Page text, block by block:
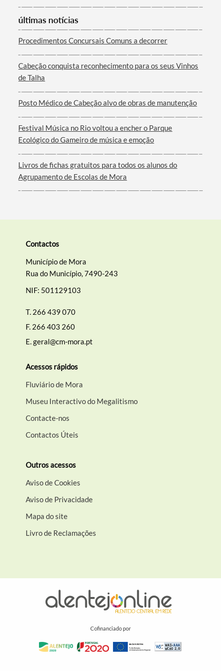
Categorias gerais
Filtros
últimas notícias
Procedimentos Concursais Comuns a decorrer
Cabeção conquista reconhecimento para os seus Vinhos
de Talha
Posto Médico de Cabeção alvo de obras de manutenção
Festival Música no Rio voltou a encher o Parque
Ecológico do Gameiro de música e emoção
Livros de fichas gratuitos para todos os alunos do
Agrupamento de Escolas de Mora
Contactos
Município de Mora
Rua do Município, 7490-243
NIF: 501129103
T. 266 439 070
F. 266 403 260
E.geral@cm-mora.pt
Acessos rápidos
Fluviário de Mora
Museu Interactivo do Megalitismo
Contacte-nos
Contactos Úteis
Outros acessos
Aviso de Cookies
Aviso de Privacidade
Mapa do site
Livro de Reclamações
Cofinanciado por